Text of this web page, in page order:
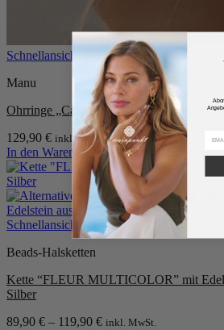
Schnellansicht
Manu
Ohrringe „Cascade“ aus 925er Sterling
129,90 € inkl. MwSt.
In den Warenkorb
Schnellansicht
Beads-Halsketten
Kette “FLEUR MULTICOLOR” mit
Silber
89,90 € – 119,90 € inkl. MwSt.